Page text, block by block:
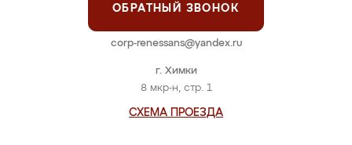
г. Химки
8 мкр-н, стр. 1
СХЕМА ПРОЕЗДА
ОБРАТНЫЙ ЗВОНОК
corp-renessans@yandex.ru